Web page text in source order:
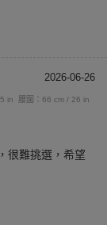
2026-06-26
in
腰圍：66 cm / 26 in
很難挑選，希望